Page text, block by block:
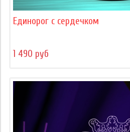
Единорог с сердечком
1 490 руб